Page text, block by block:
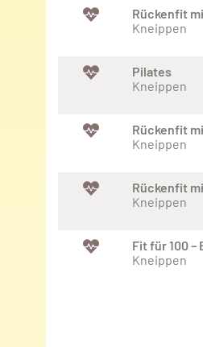
Rückenfit
Kneippen
Pilates
Kneippen
Rückenfit
Kneippen
Rückenfit
Kneippen
Fit für 100
Kneippen